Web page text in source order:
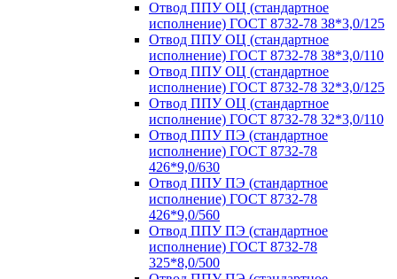
Отвод ППУ ОЦ (стандартное
исполнение) ГОСТ 8732-78 38*3,0/125
Отвод ППУ ОЦ (стандартное
исполнение) ГОСТ 8732-78 38*3,0/110
Отвод ППУ ОЦ (стандартное
исполнение) ГОСТ 8732-78 32*3,0/125
Отвод ППУ ОЦ (стандартное
исполнение) ГОСТ 8732-78 32*3,0/110
Отвод ППУ ПЭ (стандартное
исполнение) ГОСТ 8732-78
426*9,0/630
Отвод ППУ ПЭ (стандартное
исполнение) ГОСТ 8732-78
426*9,0/560
Отвод ППУ ПЭ (стандартное
исполнение) ГОСТ 8732-78
325*8,0/500